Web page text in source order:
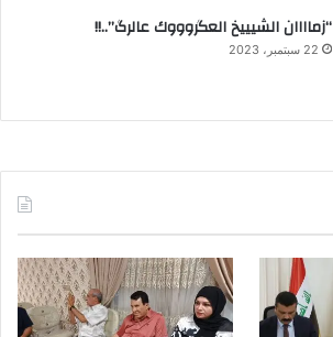
“زماااان الشيييخ العگروووك عالرگ”..!!
22 سبتمبر، 2023